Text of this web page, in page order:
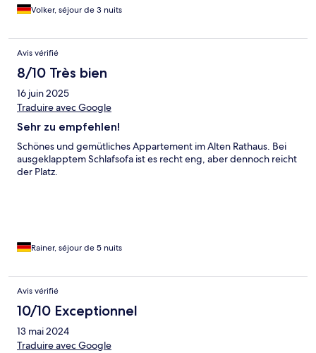
Volker, séjour de 3 nuits
Avis vérifié
8/10 Très bien
16 juin 2025
Traduire avec Google
Sehr zu empfehlen!
Schönes und gemütliches Appartement im Alten Rathaus. Bei
ausgeklapptem Schlafsofa ist es recht eng, aber dennoch reicht
der Platz.
Rainer, séjour de 5 nuits
Avis vérifié
10/10 Exceptionnel
13 mai 2024
Traduire avec Google